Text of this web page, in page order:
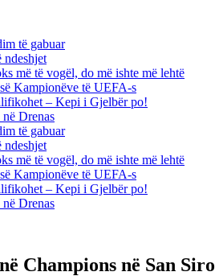
të gabuar
ndeshjet
më të vogël, do më ishte më lehtë
Kampionëve të UEFA-s
– Kepi i Gjelbër po!
Drenas
të gabuar
ndeshjet
më të vogël, do më ishte më lehtë
Kampionëve të UEFA-s
– Kepi i Gjelbër po!
Drenas
Champions në San Siro